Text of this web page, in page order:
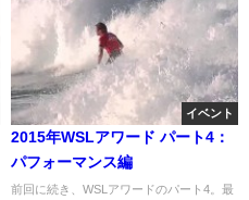
イベント
2015年WSLアワード パート4：
パフォーマンス編
前回に続き、WSLアワードのパート4。最